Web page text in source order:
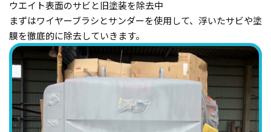
ウエイト表面のサビと旧塗装を除去中
まずはワイヤーブラシとサンダーを使用して、浮いたサビや塗
膜を徹底的に除去していきます。